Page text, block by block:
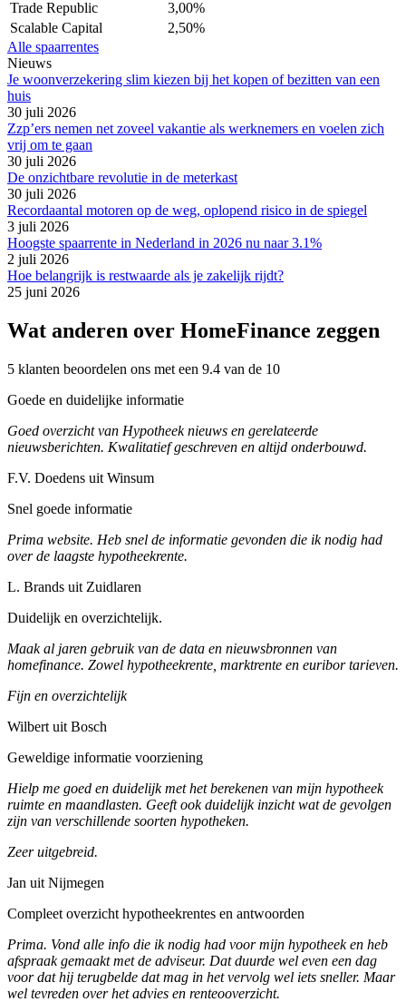
Trade Republic
3,00%
Scalable Capital
2,50%
Alle spaarrentes
Nieuws
Je woonverzekering slim kiezen bij het kopen of bezitten van een
huis
30 juli 2026
Zzp’ers nemen net zoveel vakantie als werknemers en voelen zich
vrij om te gaan
30 juli 2026
De onzichtbare revolutie in de meterkast
30 juli 2026
Recordaantal motoren op de weg, oplopend risico in de spiegel
3 juli 2026
Hoogste spaarrente in Nederland in 2026 nu naar 3.1%
2 juli 2026
Hoe belangrijk is restwaarde als je zakelijk rijdt?
25 juni 2026
Wat anderen over HomeFinance zeggen
5 klanten beoordelen ons met een 9.4 van de 10
Goede en duidelijke informatie
Goed overzicht van Hypotheek nieuws en gerelateerde
nieuwsberichten. Kwalitatief geschreven en altijd onderbouwd.
F.V. Doedens uit Winsum
Snel goede informatie
Prima website. Heb snel de informatie gevonden die ik nodig had
over de laagste hypotheekrente.
L. Brands uit Zuidlaren
Duidelijk en overzichtelijk.
Maak al jaren gebruik van de data en nieuwsbronnen van
homefinance. Zowel hypotheekrente, marktrente en euribor tarieven.
Fijn en overzichtelijk
Wilbert uit Bosch
Geweldige informatie voorziening
Hielp me goed en duidelijk met het berekenen van mijn hypotheek
ruimte en maandlasten. Geeft ook duidelijk inzicht wat de gevolgen
zijn van verschillende soorten hypotheken.
Zeer uitgebreid.
Jan uit Nijmegen
Compleet overzicht hypotheekrentes en antwoorden
Prima. Vond alle info die ik nodig had voor mijn hypotheek en heb
afspraak gemaakt met de adviseur. Dat duurde wel even een dag
voor dat hij terugbelde dat mag in het vervolg wel iets sneller. Maar
wel tevreden over het advies en renteooverzicht.